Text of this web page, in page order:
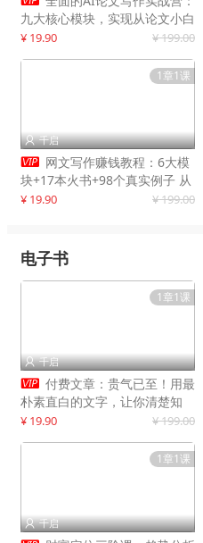
九大核心模块，实现从论文小白
到高效产出的跨越
¥ 19.90 ¥ 199.00
1章1课
 千启
 网文写作赚钱教程：6大模
块+17本火书+98个真实例子 从
入门到精通实战方法
¥ 19.90 ¥ 199.00
电子书
1章1课
 千启
 付费文章：贵气已至！用最
朴素直白的文字，让你清楚知
道，该如何接住这一次时代的泼
¥ 19.90 ¥ 199.00
1章1课
 千启